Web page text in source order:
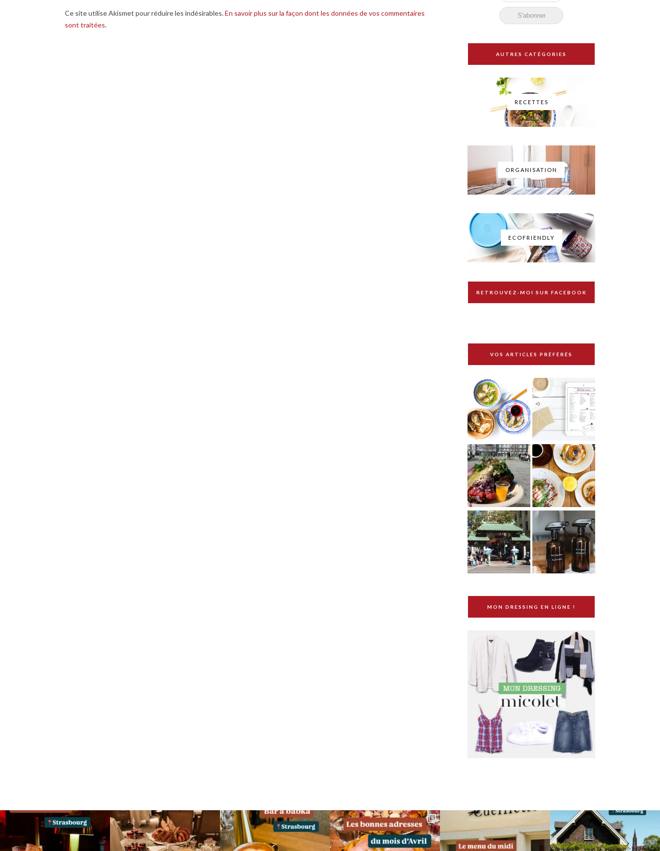
Ce site utilise Akismet pour réduire les indésirables.En savoir plus sur la façon dont les données de vos commentaires
sont traitées.
AUTRES CATÉGORIES
RECETTES
ORGANISATION
ECOFRIENDLY
RETROUVEZ-MOI SUR FACEBOOK
VOS ARTICLES PRÉFÉRÉS
MON DRESSING EN LIGNE !